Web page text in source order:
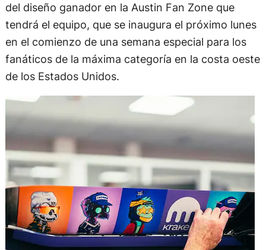
del diseño ganador en la Austin Fan Zone que
tendrá el equipo, que se inaugura el próximo lunes
en el comienzo de una semana especial para los
fanáticos de la máxima categoría en la costa oeste
de los Estados Unidos.